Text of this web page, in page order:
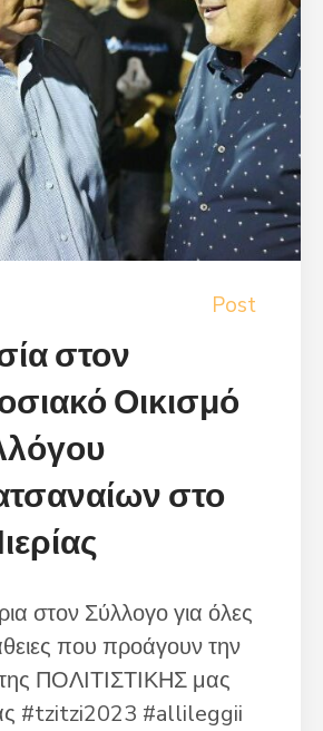
Post
στον
Οικισμό
στο
στον Σύλλογο για όλες
που προάγουν την
ΠΟΛΙΤΙΣΤΙΚΗΣ μας
#tzitzi2023 #allileggii